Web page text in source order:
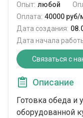
Опыт: любой
Оплата: 40000 руб/
Дата создания:
Дата начала
Связаться с
Описание
Готовка обеда и
оборудованной